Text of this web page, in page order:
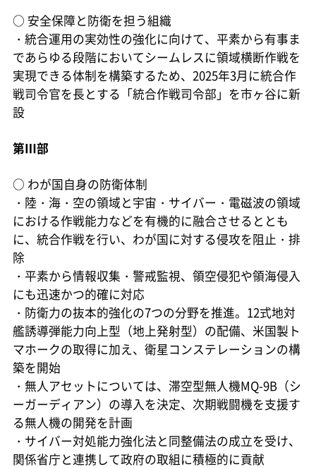
○ 安全保障と防衛を担う組織
・統合運用の実効性の強化に向けて、平素から有事ま
であらゆる段階においてシームレスに領域横断作戦を
実現できる体制を構築するため、2025年3月に統合作
戦司令官を長とする「統合作戦司令部」を市ヶ谷に新
設
第Ⅲ部
○ わが国自身の防衛体制
・陸・海・空の領域と宇宙・サイバー・電磁波の領域
における作戦能力などを有機的に融合させるととも
に、統合作戦を行い、わが国に対する侵攻を阻止・排
除
・平素から情報収集・警戒監視、領空侵犯や領海侵入
にも迅速かつ的確に対応
・防衛力の抜本的強化の7つの分野を推進。12式地対
艦誘導弾能力向上型（地上発射型）の配備、米国製ト
マホークの取得に加え、衛星コンステレーションの構
築を開始
・無人アセットについては、滞空型無人機MQ-9B（シ
ーガーディアン）の導入を決定、次期戦闘機を支援す
る無人機の開発を計画
・サイバー対処能力強化法と同整備法の成立を受け、
関係省庁と連携して政府の取組に積極的に貢献